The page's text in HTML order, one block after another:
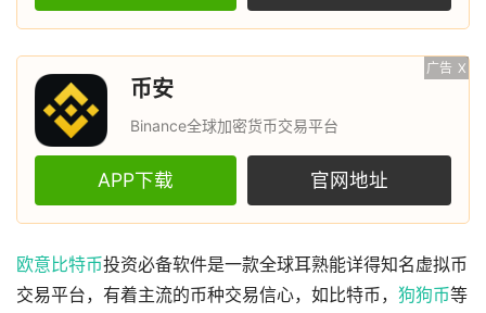
广告 X
币安
Binance全球加密货币交易平台
APP下载 官网地址
欧意 比特币投资必备软件是一款全球耳熟能详得知名虚拟币
交易平台，有着主流的币种交易信心，如比特币， 狗狗币等